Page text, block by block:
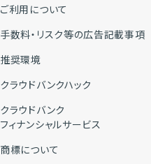
ご利用について
手数料・リスク等の広告記載事項
推奨環境
クラウドバンクハック
クラウドバンク
フィナンシャルサービス
商標について